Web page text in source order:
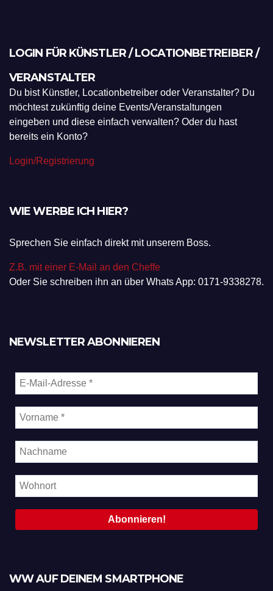
LOGIN FÜR KÜNSTLER / LOCATIONBETREIBER /
VERANSTALTER
Du bist Künstler, Locationbetreiber oder Veranstalter? Du
möchtest zukünftig deine Events/Veranstaltungen
eingeben und diese einfach verwalten? Oder du hast
bereits ein Konto?
Login/Registrierung
WIE WERBE ICH HIER?
Sprechen Sie einfach direkt mit unserem Boss.
Z.B. mit einer E-Mail an den Cheffe
Oder Sie schreiben ihn an über Whats App: 0171-9338278.
NEWSLETTER ABONNIEREN
WW AUF DEINEM SMARTPHONE